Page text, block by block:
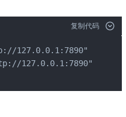
复制代码
127.0.0.1:7890"
127.0.0.1:7890"